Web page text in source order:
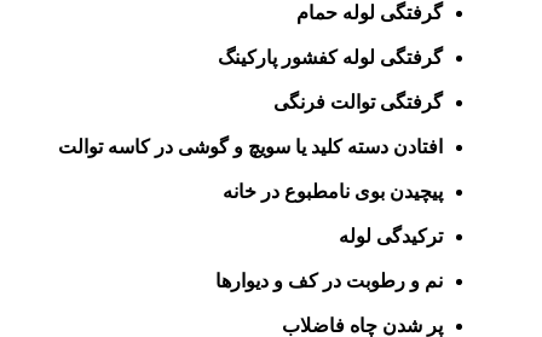
گرفتگی لوله حمام
گرفتگی لوله کفشور پارکینگ
گرفتگی توالت فرنگی
افتادن دسته کلید یا سویچ و گوشی در کاسه توالت
پیچیدن بوی نامطبوع در خانه
ترکیدگی لوله
نم و رطوبت در کف و دیوارها
پر شدن چاه فاضلاب